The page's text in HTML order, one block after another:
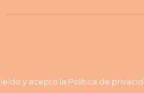
y acepto la Política de